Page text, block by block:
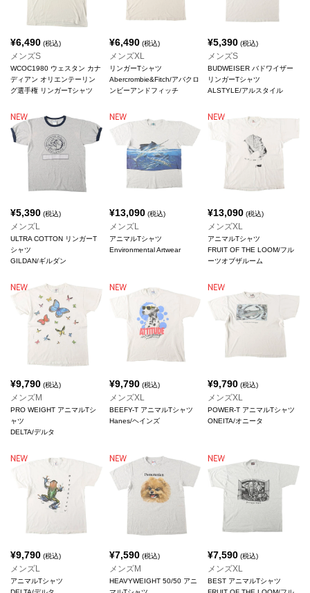
¥6,490 (税込)
メンズS
WCOC1980 ウェスタン カナ
ディアン オリエンテーリン
グ選手権 リンガーTシャツ
¥6,490(税込)
メンズXL
リンガーTシャツ
Abercrombie&Fitch/アバクロ
ンビーアンドフィッチ
¥5,390 (税込)
メンズS
BUDWEISER バドワイザー
リンガーTシャツ
ALSTYLE/アルスタイル
¥5,390 (税込)
メンズL
ULTRA COTTON リンガーT
シャツ
GILDAN/ギルダン
¥13,090(税込)
メンズL
アニマルTシャツ
Environmental Artwear
¥13,090 (税込)
メンズXL
アニマルTシャツ
FRUIT OF THE LOOM/フル
ーツオブザルーム
¥9,790 (税込)
メンズM
PRO WEIGHT アニマルTシ
ャツ
DELTA/デルタ
¥9,790(税込)
メンズXL
BEEFY-T アニマルTシャツ
Hanes/ヘインズ
¥9,790 (税込)
メンズXL
POWER-T アニマルTシャツ
ONEITA/オニータ
¥9,790 (税込)
メンズL
アニマルTシャツ
¥7,590(税込)
メンズM
HEAVYWEIGHT 50/50 アニ
¥7,590 (税込)
メンズXL
BEST アニマルTシャツ